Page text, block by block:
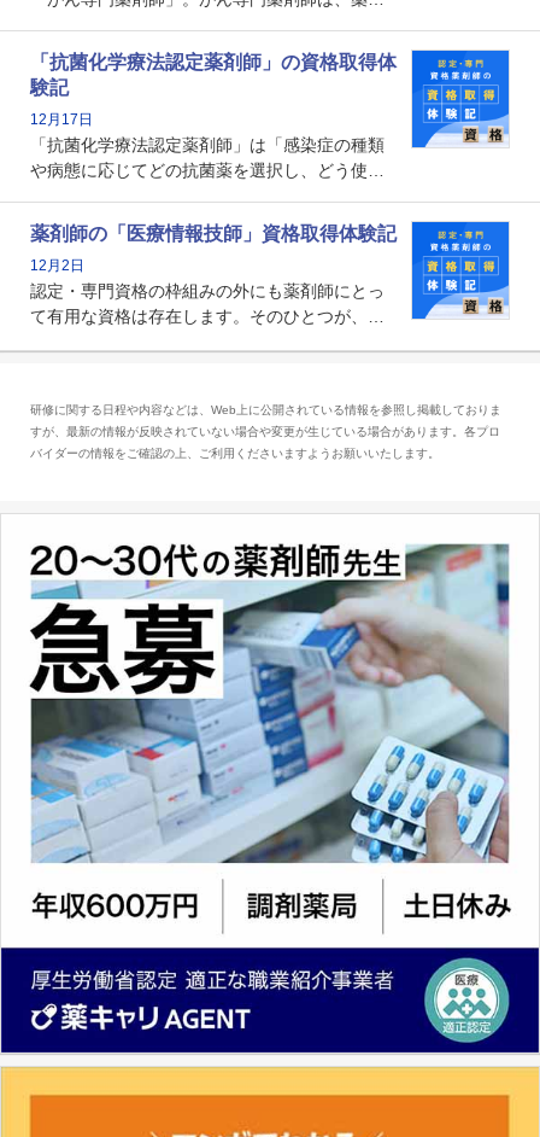
関する資格として、2009年に発足しました。薬
剤師の専門性を活かして高度化するがん医療に
貢献する姿は、今も病院薬剤師にとって一目置
かれる存在です。
「抗菌化学療法認定薬剤師」の資格取得体
験記
12月17日
「抗菌化学療法認定薬剤師」は「感染症の種類
や病態に応じてどの抗菌薬を選択し、どう使っ
る薬剤師です。現在、感染防止対策加算の施設
基準に専任の薬剤師配置が挙げられており、今
後は感染症領域で薬剤師に、より多くの役割が
求められる可能性もあります。
薬剤師の「医療情報技師」資格取得体験記
12月2日
認定・専門資格の枠組みの外にも薬剤師にとっ
て有用な資格は存在します。そのひとつが、
とは、病院薬剤師を中心に大きな武器になりま
す。
研修に関する日程や内容などは、Web上に公開されている情報を参照し掲載しておりま
すが、最新の情報が反映されていない場合や変更が生じている場合があります。各プロ
バイダーの情報をご確認の上、ご利用くださいますようお願いいたします。